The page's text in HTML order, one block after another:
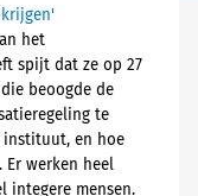
het
spijt dat ze op 27
beoogde de
te
instituut, en hoe
werken heel
integere mensen.